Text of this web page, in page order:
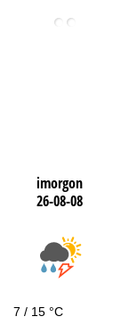
imorgon
26-08-08
7 / 15 °C